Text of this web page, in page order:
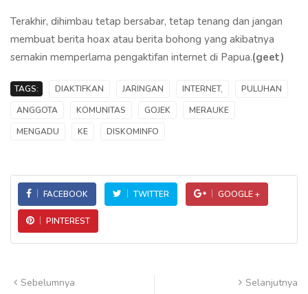
Terakhir, dihimbau tetap bersabar, tetap tenang dan jangan
membuat berita hoax atau berita bohong yang akibatnya
semakin memperlama pengaktifan internet di Papua.(geet)
TAGS: DIAKTIFKAN JARINGAN INTERNET,
PULUHAN
ANGGOTA
KOMUNITAS GOJEK
MERAUKE
MENGADU
KE DISKOMINFO
FACEBOOK TWITTER GOOGLE +
PINTEREST
Sebelumnya Selanjutnya